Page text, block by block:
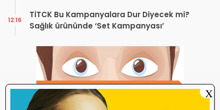
TİTCK Bu Kampanyalara Dur Diyecek mi?
Sağlık ürününde ‘Set Kampanyası’
12:16
X